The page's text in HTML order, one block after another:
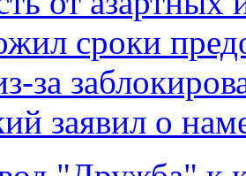
сроки
за
заявил о